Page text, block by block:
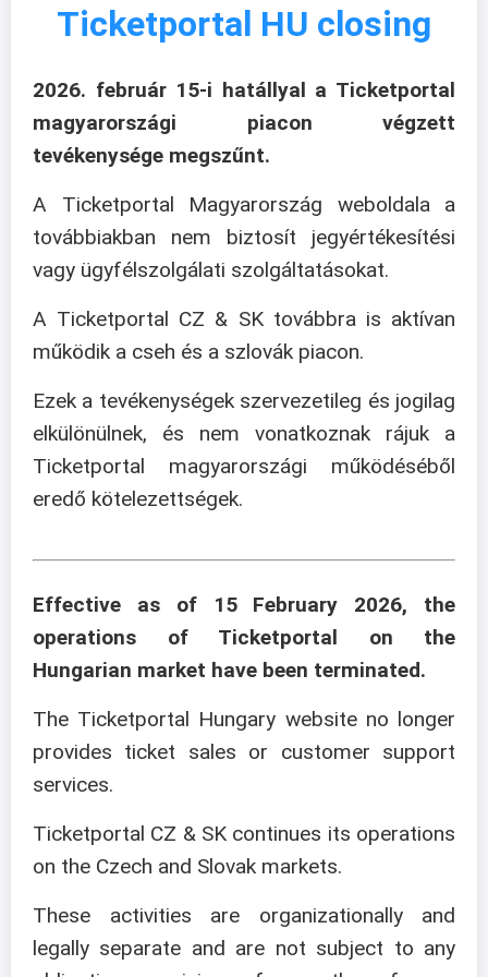
Ticketportal HU closing
2026. február 15-i hatállyal a Ticketportal
magyarországi piacon végzett
tevékenysége megszűnt.
A Ticketportal Magyarország weboldala a
továbbiakban nem biztosít jegyértékesítési
vagy ügyfélszolgálati szolgáltatásokat.
A Ticketportal CZ & SK továbbra is aktívan
működik a cseh és a szlovák piacon.
Ezek a tevékenységek szervezetileg és jogilag
elkülönülnek, és nem vonatkoznak rájuk a
Ticketportal magyarországi működéséből
eredő kötelezettségek.
Effective as of 15 February 2026, the
operations of Ticketportal on the
Hungarian market have been terminated.
The Ticketportal Hungary website no longer
provides ticket sales or customer support
services.
Ticketportal CZ & SK continues its operations
on the Czech and Slovak markets.
These activities are organizationally and
legally separate and are not subject to any